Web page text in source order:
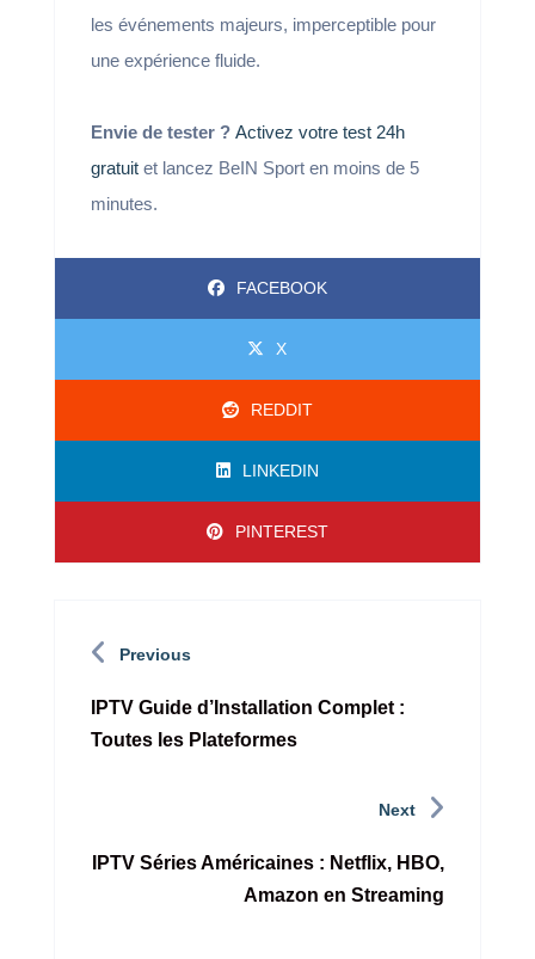
les événements majeurs, imperceptible pour
une expérience fluide.
Envie de tester ? Activez votre test 24h
gratuitet lancez BeIN Sport en moins de 5
minutes.
FACEBOOK
X
REDDIT
LINKEDIN
PINTEREST
Previous
IPTV Guide d’Installation Complet :
Toutes les Plateformes
Next
IPTV Séries Américaines : Netflix, HBO,
Amazon en Streaming